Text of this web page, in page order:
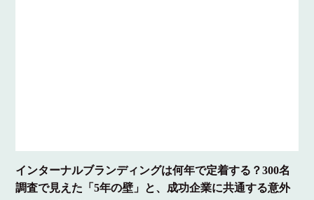
インターナルブランディングは何年で定着する？300名
調査で見えた「5年の壁」と、成功企業に共通する意外